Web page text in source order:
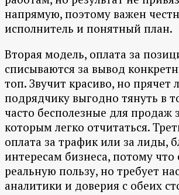
напрямую, поэтому важен
исполнитель и понятный план.
Вторая модель, оплата за
списываются за вывод
топ. Звучит красиво, но прячет
подрядчику выгодно тянуть в
часто бесполезные для продаж
которым легко отчитаться.
оплата за трафик или за лиды,
интересам бизнеса, потому что
реальную пользу, но требует
аналитики и доверия с обеих